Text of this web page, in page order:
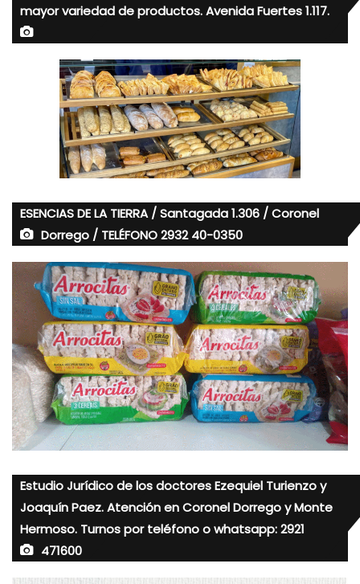
mayor variedad de productos. Avenida Fuertes 1.117.
ESENCIAS DE LA TIERRA / Santagada 1.306 / Coronel
Dorrego / TELÉFONO 2932 40-0350
Estudio Jurídico de los doctores Ezequiel Turienzo y
Joaquín Paez. Atención en Coronel Dorrego y Monte
Hermoso. Turnos por teléfono o whatsapp: 2921
471600